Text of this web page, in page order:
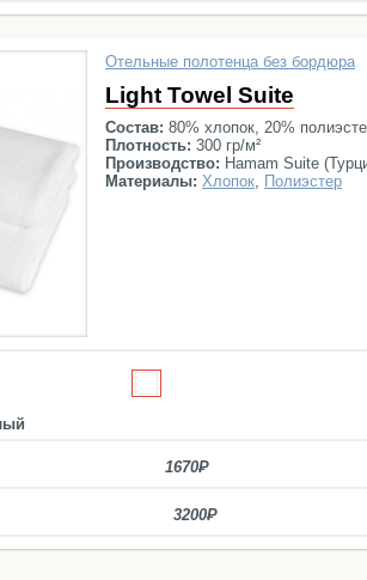
Отельные полотенца без бордюра
Light Towel Suite
Состав: 80% хлопок, 20%
Плотность: 300 гр/м²
Производство: Hamam Suite
Материалы: Хлопок, Полиэстер
1670
3200